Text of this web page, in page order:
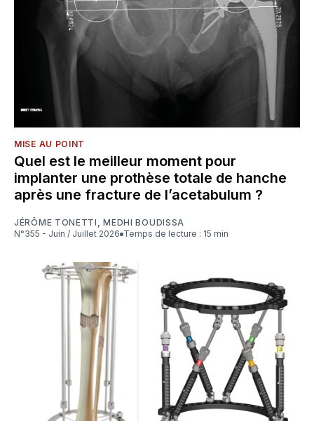
MISE AU POINT
Quel est le meilleur moment pour
implanter une prothèse totale de hanche
après une fracture de l’acetabulum ?
JÉRÔME TONETTI ,MEDHI BOUDISSA
N°355 - Juin / Juillet 2026
Temps de lecture : 15 min